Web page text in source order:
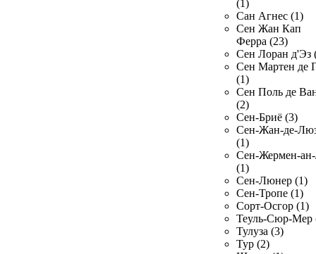
(1)
Сан Агнес (1)
Сен Жан Кап
Ферра (23)
Сен Лоран д'Эз
Сен Мартен де
(1)
Сен Поль де
(2)
Сен-Бриё (3)
Сен-Жан-де-
(1)
Сен-Жермен-
(1)
Сен-Люнер (1)
Сен-Тропе (1)
Сорт-Осгор (1)
Теуль-Сюр-Мер
Тулуза (3)
Тур (2)